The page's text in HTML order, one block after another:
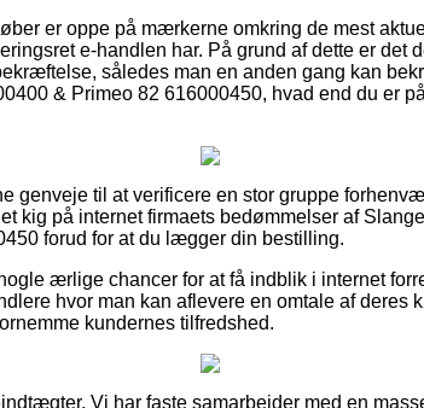
er oppe på mærkerne omkring de mest
e-handlen har. På grund af dette er det
således man en anden gang kan
& Primeo 82 616000450, hvad end du er
genveje til at verificere en stor gruppe
kig på internet firmaets bedømmelser af
forud for at du lægger din bestilling.
ærlige chancer for at få indblik i internet
hvor man kan aflevere en omtale af deres
kundernes tilfredshed.
Vi har faste samarbejder med en